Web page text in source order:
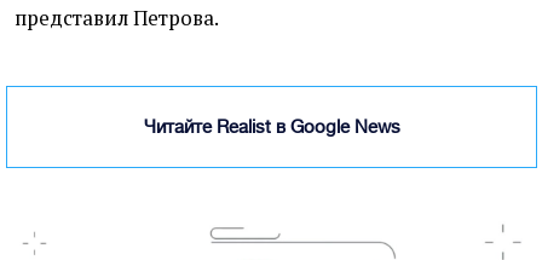
представил Петрова.
Читайте Realist в Google News